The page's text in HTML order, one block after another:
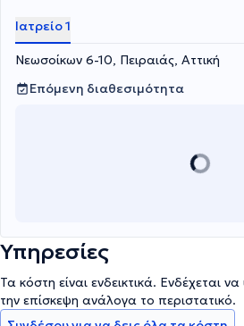
Ιατρείο 1
Νεωσοίκων 6-10, Πειραιάς, Αττική
Επόμενη διαθεσιμότητα
Υπηρεσίες
Τα κόστη είναι ενδεικτικά. Ενδέχεται
την επίσκεψη ανάλογα το περιστατικό.